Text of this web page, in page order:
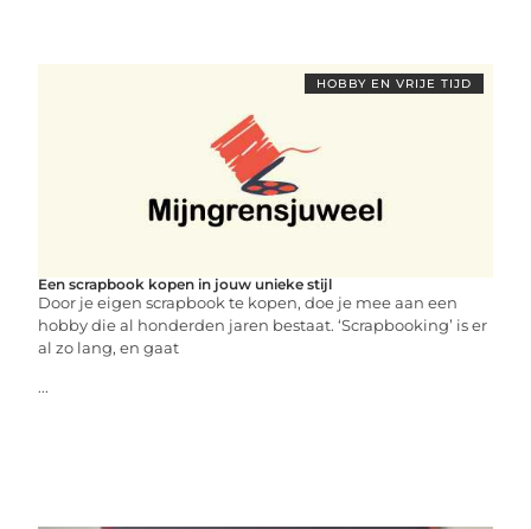
HOBBY EN VRIJE TIJD
Een scrapbook kopen in jouw unieke stijl
Door je eigen scrapbook te kopen, doe je mee aan een
hobby die al honderden jaren bestaat. ‘Scrapbooking’ is er
al zo lang, en gaat
...